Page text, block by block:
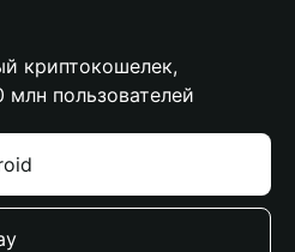
криптокошелек,
пользователей